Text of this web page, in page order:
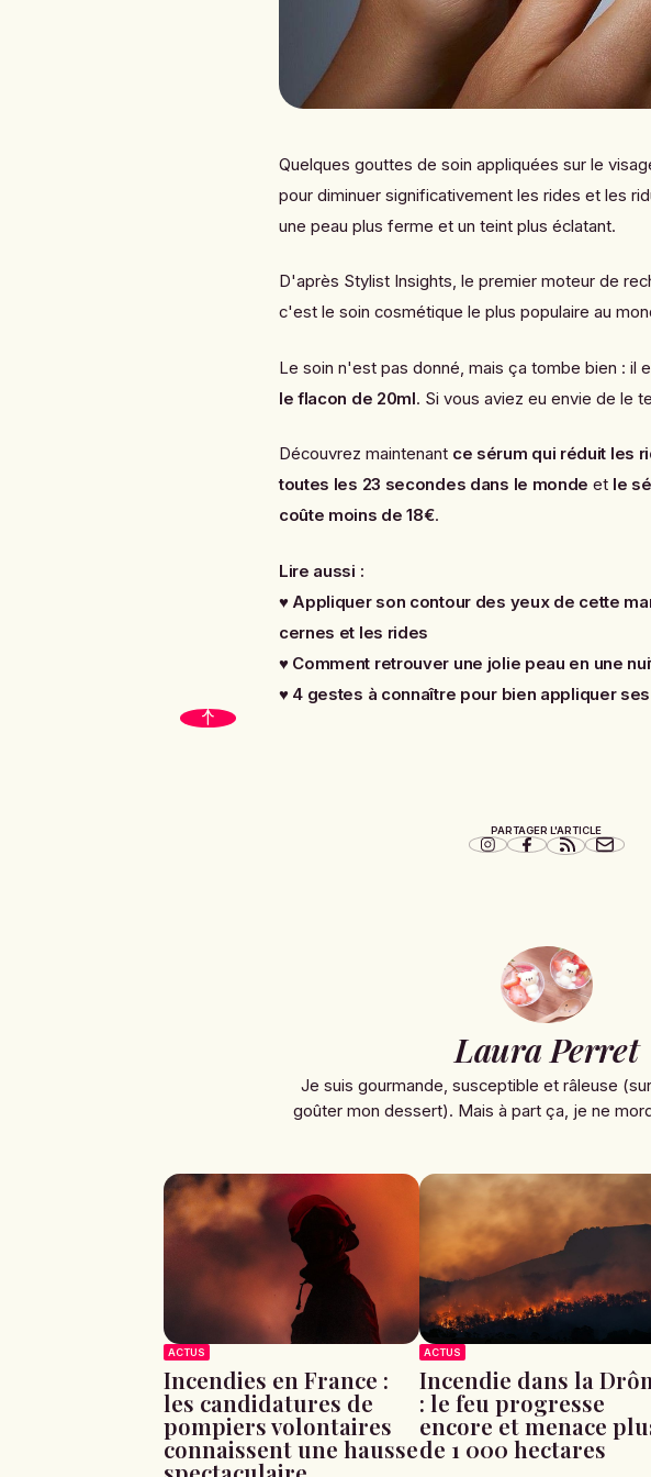
Quelques gouttes de soin appliquées sur le
pour diminuer significativement les rides et les
une peau plus ferme et un teint plus éclatant.
D'après Stylist Insights, le premier moteur de
c'est le soin cosmétique le plus populaire au
Le soin n'est pas donné, mais ça tombe bien : il
le flacon de 20ml. Si vous aviez eu envie de le
Découvrez maintenant ce sérum qui réduit les
toutes les 23 secondes dans le monde et le
coûte moins de 18€.
Lire aussi :
♥ Appliquer son contour des yeux de cette
cernes et les rides
♥ Comment retrouver une jolie peau en une
♥ 4 gestes à connaître pour bien appliquer
PARTAGER L'ARTICLE
Laura Perret
Je suis gourmande, susceptible et râleuse
goûter mon dessert). Mais à part ça, je ne
ACTUS
Incendies en France :
les candidatures de
pompiers volontaires
connaissent une hausse
ACTUS
Incendie dans la
: le feu progresse
encore et menace
de 1 000 hectares